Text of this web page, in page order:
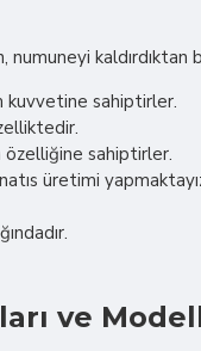
kuvvetine sahiptirler.
sahiptirler.
üretimi
ve